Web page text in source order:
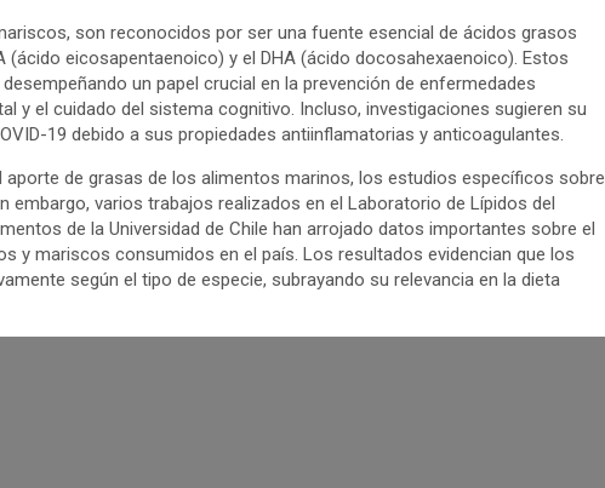
son reconocidos por ser una fuente esencial de ácidos grasos
(ácido eicosapentaenoico) y el DHA (ácido docosahexaenoico). Estos
un papel crucial en la prevención de enfermedades
y el cuidado del sistema cognitivo. Incluso, investigaciones sugieren su
19 debido a sus propiedades antiinflamatorias y anticoagulantes.
aporte de grasas de los alimentos marinos, los estudios específicos sobre
embargo, varios trabajos realizados en el Laboratorio de Lípidos del
de la Universidad de Chile han arrojado datos importantes sobre el
y mariscos consumidos en el país. Los resultados evidencian que los
según el tipo de especie, subrayando su relevancia en la dieta